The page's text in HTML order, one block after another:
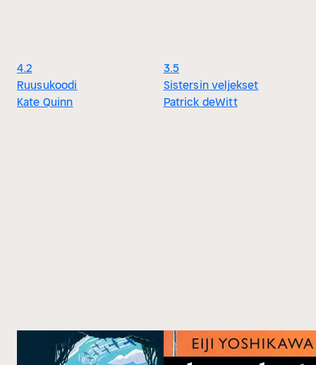
4.2
Ruusukoodi
Kate Quinn
3.5
Sistersin veljekset
Patrick deWitt